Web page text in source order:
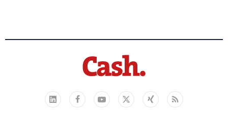
LinkedIn
FacebookYouTube
X
Xing Feed